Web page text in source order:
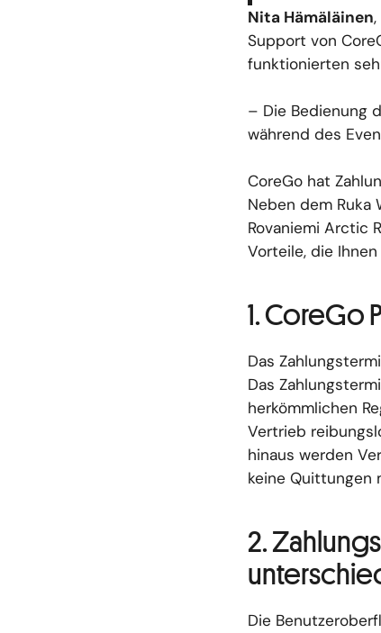
Nita Hämäläinen
Support von
funktionierten
– Die Bedienung
während des
CoreGo hat
Neben dem Ruka
Rovaniemi Arctic
Vorteile, die
1. CoreGo
Das
Das
herkömmlichen
Vertrieb
hinaus werden
keine Quittungen
2.
Die